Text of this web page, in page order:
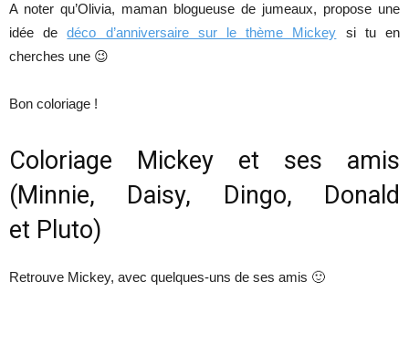
A noter qu’Olivia, maman blogueuse de jumeaux, propose une
idée dedéco d’anniversaire sur le thème Mickey si tu en
cherches une 😉
Bon coloriage !
Coloriage Mickey et ses amis
(Minnie, Daisy, Dingo, Donald
et Pluto)
Retrouve Mickey, avec quelques-uns de ses amis 🙂